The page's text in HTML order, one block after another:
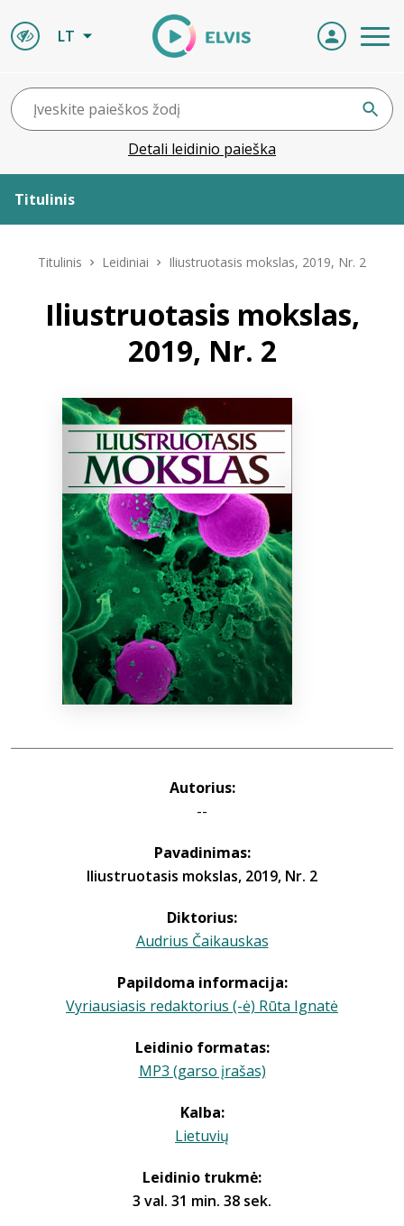
LT
Detali leidinio paieška
Titulinis
Leidiniai
Naujienos
Bibliotekoms
+370 667 80 541
info@elvislab.lt
Titulinis Leidiniai Iliustruotasis mokslas, 2019, Nr. 2
Iliustruotasis mokslas,
2019, Nr. 2
Autorius:
--
Pavadinimas:
Iliustruotasis mokslas, 2019, Nr. 2
Diktorius:
Audrius Čaikauskas
Papildoma informacija:
Vyriausiasis redaktorius (-ė) Rūta Ignatė
Leidinio formatas:
MP3 (garso įrašas)
Kalba:
Lietuvių
Leidinio trukmė:
3 val. 31 min. 38 sek.